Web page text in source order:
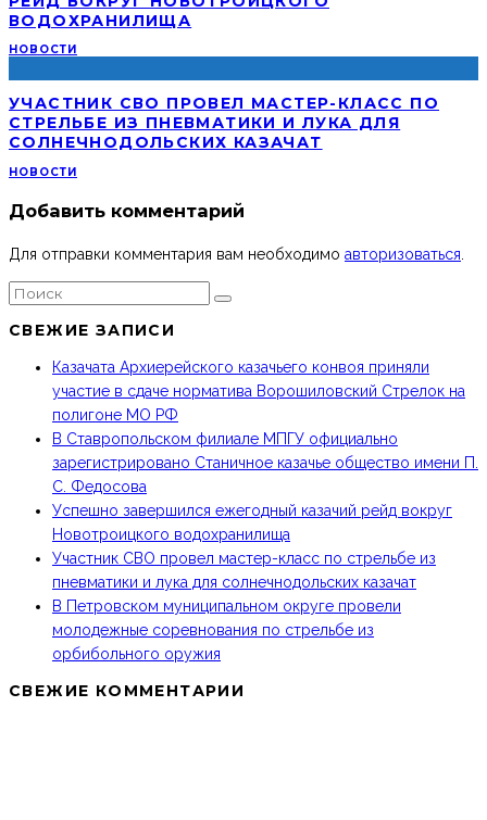
ВОДОХРАНИЛИЩА
НОВОСТИ
УЧАСТНИК СВО ПРОВЕЛ МАСТЕР-КЛАСС ПО
СТРЕЛЬБЕ ИЗ ПНЕВМАТИКИ И ЛУКА ДЛЯ
СОЛНЕЧНОДОЛЬСКИХ КАЗАЧАТ
НОВОСТИ
Добавить комментарий
Для отправки комментария вам необходимо авторизоваться.
СВЕЖИЕ ЗАПИСИ
Казачата Архиерейского казачьего конвоя приняли
участие в сдаче норматива Ворошиловский Стрелок на
полигоне МО РФ
В Ставропольском филиале МПГУ официально
зарегистрировано Станичное казачье общество имени П.
С. Федосова
Успешно завершился ежегодный казачий рейд вокруг
Новотроицкого водохранилища
Участник СВО провел мастер-класс по стрельбе из
пневматики и лука для солнечнодольских казачат
В Петровском муниципальном округе провели
молодежные соревнования по стрельбе из
орбибольного оружия
СВЕЖИЕ КОММЕНТАРИИ